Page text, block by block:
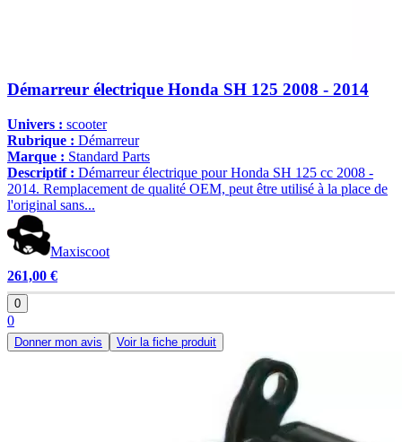
Démarreur électrique Honda SH 125 2008 - 2014
Univers : scooter
Rubrique : Démarreur
Marque : Standard Parts
Descriptif : Démarreur électrique pour Honda SH 125 cc 2008 -
2014. Remplacement de qualité OEM, peut être utilisé à la place de
l'original sans...
Maxiscoot
261,00 €
0
0
Donner mon avis Voir la fiche produit